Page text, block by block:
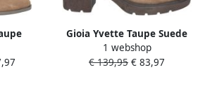
Gioia Yvette Taupe Suede
1 webshop
€ 139,95 € 83,97